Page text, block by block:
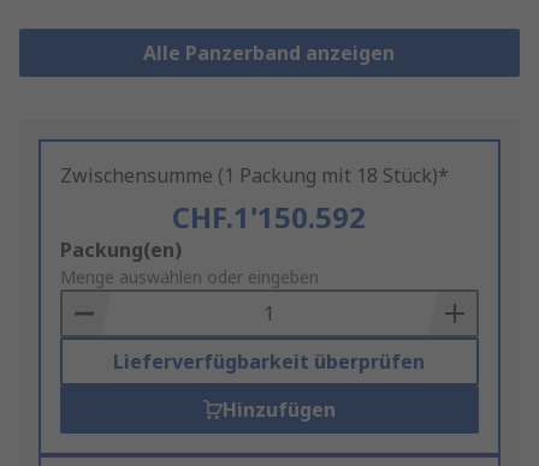
Alle Panzerband anzeigen
Zwischensumme (1 Packung mit 18 Stück)*
CHF.1'150.592
Add
to
Basket
Packung(en)
Menge auswählen oder eingeben
Lieferverfügbarkeit überprüfen
Hinzufügen